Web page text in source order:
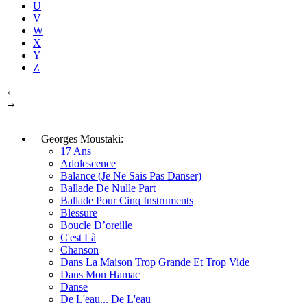
U
V
W
X
Y
Z
←
→
Georges Moustaki:
17 Ans
Adolescence
Balance (Je Ne Sais Pas Danser)
Ballade De Nulle Part
Ballade Pour Cinq Instruments
Blessure
Boucle D’oreille
C'est Là
Chanson
Dans La Maison Trop Grande Et Trop Vide
Dans Mon Hamac
Danse
De L'eau... De L'eau